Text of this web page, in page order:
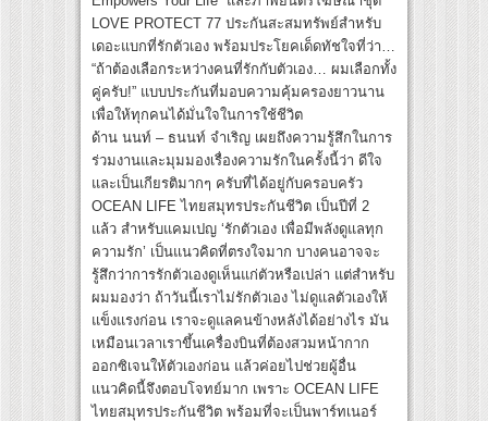
LOVE PROTECT 77 ประกันสะสมทรัพย์สำหรับ
เดอะแบกที่รักตัวเอง พร้อมประโยคเด็ดทัชใจที่ว่า…
“ถ้าต้องเลือกระหว่างคนที่รักกับตัวเอง… ผมเลือกทั้ง
คู่ครับ!” แบบประกันที่มอบความคุ้มครองยาวนาน
เพื่อให้ทุกคนได้มั่นใจในการใช้ชีวิต
ด้าน นนท์ – ธนนท์ จำเริญ เผยถึงความรู้สึกในการ
ร่วมงานและมุมมองเรื่องความรักในครั้งนี้ว่า ดีใจ
และเป็นเกียรติมากๆ ครับที่ได้อยู่กับครอบครัว
OCEAN LIFE ไทยสมุทรประกันชีวิต เป็นปีที่ 2
แล้ว สำหรับแคมเปญ ‘รักตัวเอง เพื่อมีพลังดูแลทุก
ความรัก’ เป็นแนวคิดที่ตรงใจมาก บางคนอาจจะ
รู้สึกว่าการรักตัวเองดูเห็นแก่ตัวหรือเปล่า แต่สำหรับ
ผมมองว่า ถ้าวันนี้เราไม่รักตัวเอง ไม่ดูแลตัวเองให้
แข็งแรงก่อน เราจะดูแลคนข้างหลังได้อย่างไร มัน
เหมือนเวลาเราขึ้นเครื่องบินที่ต้องสวมหน้ากาก
ออกซิเจนให้ตัวเองก่อน แล้วค่อยไปช่วยผู้อื่น
แนวคิดนี้จึงตอบโจทย์มาก เพราะ OCEAN LIFE
ไทยสมุทรประกันชีวิต พร้อมที่จะเป็นพาร์ทเนอร์